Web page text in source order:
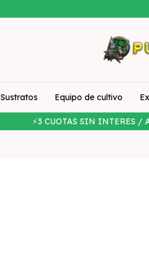
⚡3 CUOTAS SIN INTERES /
Sustratos Equipo de cultivo